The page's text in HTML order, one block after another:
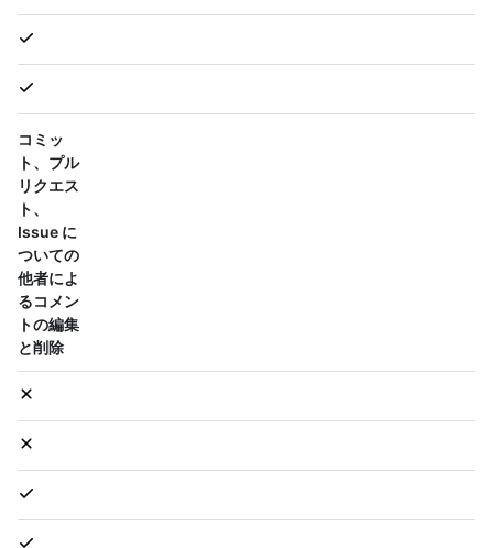
コミッ
ト、プル
リクエス
ト、
Issue に
ついての
他者によ
るコメン
トの編集
と削除